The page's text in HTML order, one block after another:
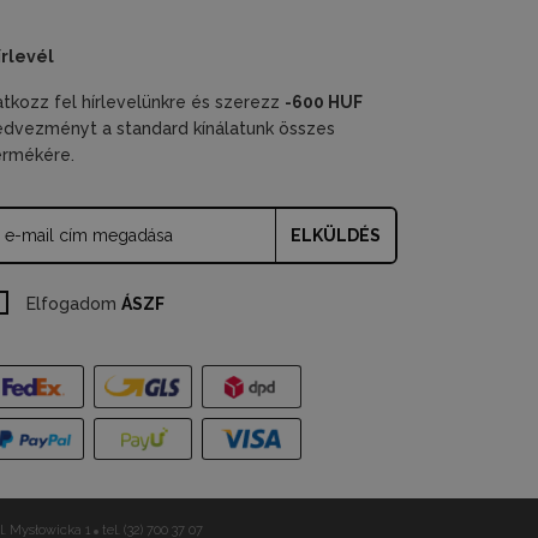
fel hírlevelünkre és szerezz -600 HUF
a standard kínálatunk összes
ELKÜLDÉS
Elfogadom ÁSZF
Mysłowicka 1 tel. (32) 700 37 07